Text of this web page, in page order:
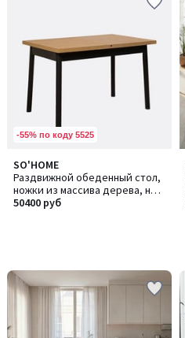
-55% по коду 5525
SO'HOME
Раздвижной обеденный стол,
ножки из массива дерева, на 4
персоны, OliverOpen / Оливер
50400 руб